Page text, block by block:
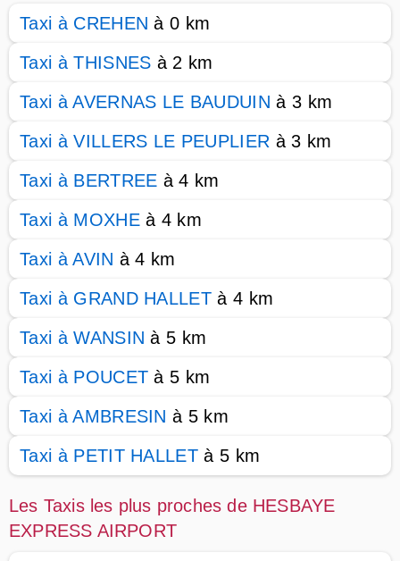
Taxi à CREHEN à 0 km
Taxi à THISNES à 2 km
Taxi à AVERNAS LE BAUDUIN à 3 km
Taxi à VILLERS LE PEUPLIER à 3 km
Taxi à BERTREE à 4 km
Taxi à MOXHEà 4 km
Taxi à AVIN à 4 km
Taxi à GRAND HALLET à 4 km
Taxi à WANSIN à 5 km
Taxi à POUCET à 5 km
Taxi à AMBRESIN à 5 km
Taxi à PETIT HALLET à 5 km
Les Taxis les plus proches de HESBAYE
EXPRESS AIRPORT